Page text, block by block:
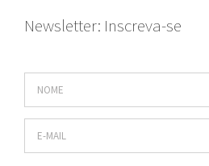
Newsletter: Inscreva-se